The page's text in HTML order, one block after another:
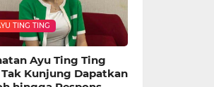
TING TING
Ayu Ting Ting
Kunjung Dapatkan